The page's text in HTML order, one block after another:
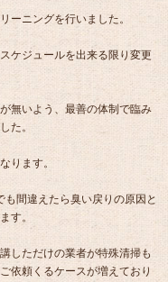
ーニングを行いました。
ケジュールを出来る限り変更
無いよう、最善の体制で臨み
た。
ります。
間違えたら臭い戻りの原因と
す。
しただけの業者が特殊清掃も
依頼くるケースが増えており